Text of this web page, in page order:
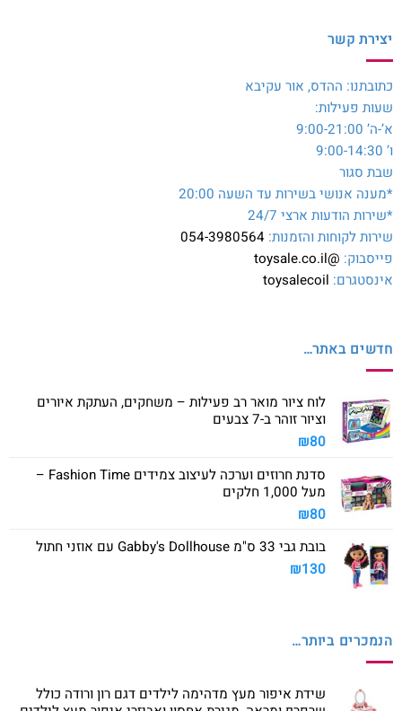
יצירת קשר
כתובתנו: ההדס, אור עקיבא
שעות פעילות:
א’-ה’ 9:00-21:00
ו’ 9:00-14:30
שבת סגור
*מענה אנושי בשירות עד השעה 20:00
*שירות הודעות ארצי 24/7
שירות לקוחות והזמנות: 054-3980564
פייסבוק: @toysale.co.il
אינסטגרם: toysalecoil
חדשים באתר…
לוח ציור מואר רב פעילות – משחקים, העתקת איורים
וציור זוהר ב-7 צבעים
₪80
סדנת חרוזים וערכה לעיצוב צמידים Fashion Time –
מעל 1,000 חלקים
₪80
בובת גבי 33 ס"מ Gabby's Dollhouse עם אוזני חתול
₪130
הנמכרים ביותר…
שידת איפור מעץ מדהימה לילדים דגם רון ורודה כולל